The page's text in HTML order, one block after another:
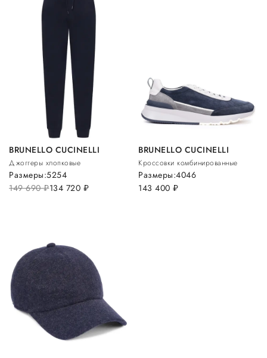
BRUNELLO CUCINELLI
Джоггеры хлопковые
149 690руб.134 720 руб.
Размеры:5254
BRUNELLO CUCINELLI
Кроссовки комбинированные
143 400руб.
Размеры:4046